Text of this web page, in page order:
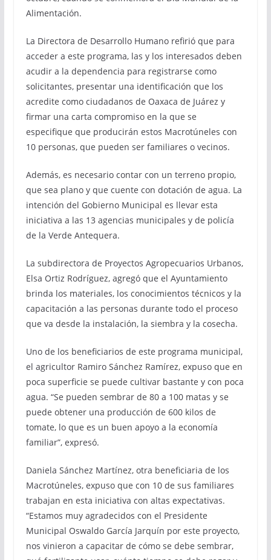
Alimentación.
La Directora de Desarrollo Humano refirió que para
acceder a este programa, las y los interesados deben
acudir a la dependencia para registrarse como
solicitantes, presentar una identificación que los
acredite como ciudadanos de Oaxaca de Juárez y
firmar una carta compromiso en la que se
especifique que producirán estos Macrotúneles con
10 personas, que pueden ser familiares o vecinos.
Además, es necesario contar con un terreno propio,
que sea plano y que cuente con dotación de agua. La
intención del Gobierno Municipal es llevar esta
iniciativa a las 13 agencias municipales y de policía
de la Verde Antequera.
La subdirectora de Proyectos Agropecuarios Urbanos,
Elsa Ortiz Rodríguez, agregó que el Ayuntamiento
brinda los materiales, los conocimientos técnicos y la
capacitación a las personas durante todo el proceso
que va desde la instalación, la siembra y la cosecha.
Uno de los beneficiarios de este programa municipal,
el agricultor Ramiro Sánchez Ramírez, expuso que en
poca superficie se puede cultivar bastante y con poca
agua. “Se pueden sembrar de 80 a 100 matas y se
puede obtener una producción de 600 kilos de
tomate, lo que es un buen apoyo a la economía
familiar”, expresó.
Daniela Sánchez Martínez, otra beneficiaria de los
Macrotúneles, expuso que con 10 de sus familiares
trabajan en esta iniciativa con altas expectativas.
“Estamos muy agradecidos con el Presidente
Municipal Oswaldo García Jarquín por este proyecto,
nos vinieron a capacitar de cómo se debe sembrar,